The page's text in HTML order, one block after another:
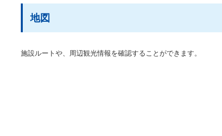
地図
施設ルートや、周辺観光情報を確認することができます。